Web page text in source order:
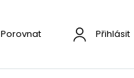
Porovnat Přihlásit